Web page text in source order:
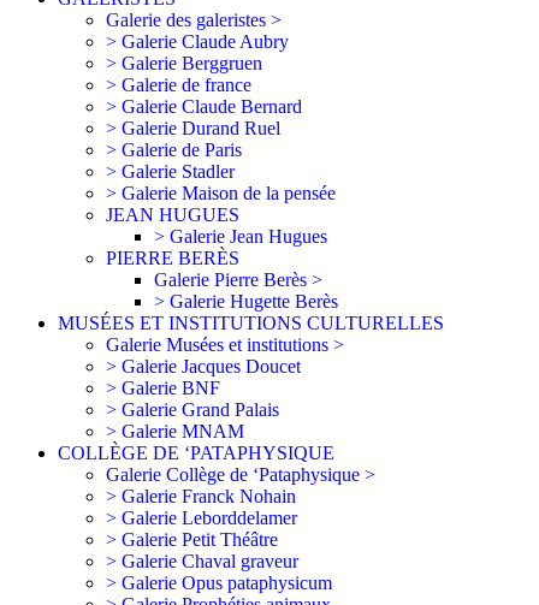
Galerie des galeristes >
> Galerie Claude Aubry
> Galerie Berggruen
> Galerie de france
> Galerie Claude Bernard
> Galerie Durand Ruel
> Galerie de Paris
> Galerie Stadler
> Galerie Maison de la pensée
JEAN HUGUES
> Galerie Jean Hugues
PIERRE BERÈS
Galerie Pierre Berès >
> Galerie Hugette Berès
MUSÉES ET INSTITUTIONS CULTURELLES
Galerie Musées et institutions >
> Galerie Jacques Doucet
> Galerie BNF
> Galerie Grand Palais
> Galerie MNAM
COLLÈGE DE ‘PATAPHYSIQUE
Galerie Collège de ‘Pataphysique >
> Galerie Franck Nohain
> Galerie Leborddelamer
> Galerie Petit Théâtre
> Galerie Chaval graveur
> Galerie Opus pataphysicum